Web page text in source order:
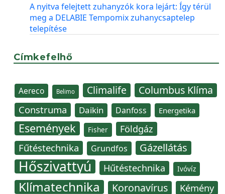
A nyitva felejtett zuhanyzók kora lejárt: Így térül
meg a DELABIE Tempomix zuhanycsaptelep
telepítése
Címkefelhő
Aereco Belimo Climalife Columbus Klíma
Construma Daikin Danfoss Energetika
Események Fisher Földgáz
Fűtéstechnika Grundfos Gázellátás
Hőszivattyú Hűtéstechnika Ivóvíz
Klímatechnika Koronavírus Kémény